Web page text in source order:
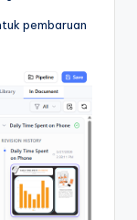
pembaruan